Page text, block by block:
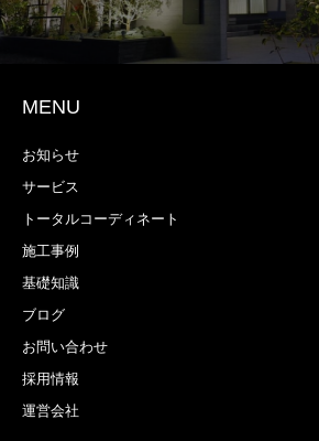
MENU
お知らせ
サービス
トータルコーディネート
施工事例
基礎知識
ブログ
お問い合わせ
採用情報
運営会社